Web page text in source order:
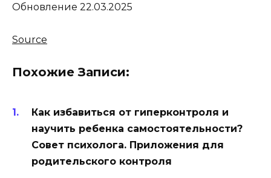
Обновление 22.03.2025
Source
Похожие Записи:
Как избавиться от гиперконтроля и
научить ребенка самостоятельности?
Совет психолога. Приложения для
родительского контроля